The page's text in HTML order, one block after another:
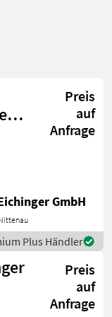
Preis
auf
Anfrage
von
GmbH
Plus Händler
Preis
auf
Anfrage